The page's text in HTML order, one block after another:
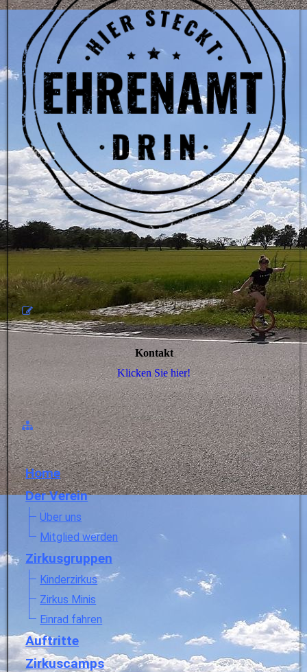
Kontakt
Klicken Sie hier!
Home
Der Verein
Über uns
Mitglied werden
Zirkusgruppen
Kinderzirkus
Zirkus Minis
Einrad fahren
Auftritte
Zirkuscamps